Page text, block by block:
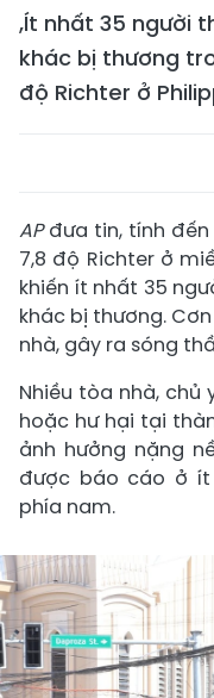
,Ít nhất 35 người
khác bị thương
độ Richter ở
APđưa tin, tính
7,8 độ Richter ở
khiến ít nhất 35
khác bị thương.
nhà, gây ra sóng
Nhiều tòa nhà, chủ
hoặc hư hại tại
ảnh hưởng nặng
được báo cáo ở
phía nam.